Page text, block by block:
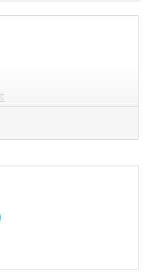
Syndrom